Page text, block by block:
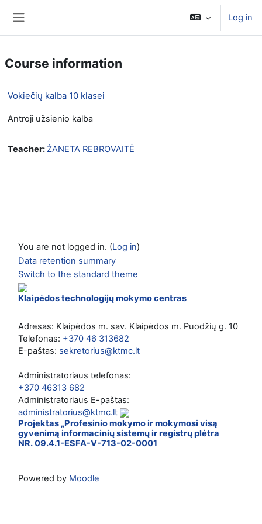
Log in
Course information
Vokiečių kalba 10 klasei
Antroji užsienio kalba
Teacher: ŽANETA REBROVAITĖ
You are not logged in. (Log in)
Data retention summary
Switch to the standard theme
Klaipėdos technologijų mokymo centras
Adresas: Klaipėdos m. sav. Klaipėdos m. Puodžių g. 10
Telefonas: +370 46 313682
E-paštas: sekretorius@ktmc.lt
Administratoriaus telefonas:
+370 46313 682
Administratoriaus E-paštas:
administratorius@ktmc.lt
Projektas „Profesinio mokymo ir mokymosi visą
gyvenimą informacinių sistemų ir registrų plėtra
NR. 09.4.1-ESFA-V-713-02-0001
Powered by Moodle